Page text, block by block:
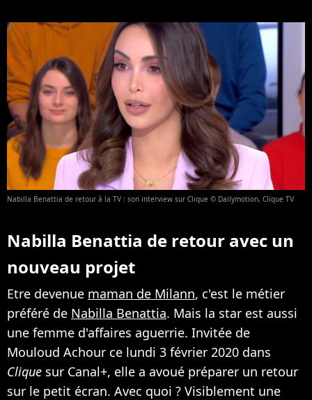
Nabilla Benattia de retour à la TV : son interview sur Clique © Dailymotion, Clique TV
Nabilla Benattia de retour avec un
nouveau projet
Etre devenue maman de Milann, c'est le métier
préféré de Nabilla Benattia. Mais la star est aussi
une femme d'affaires aguerrie. Invitée de
Mouloud Achour ce lundi 3 février 2020 dans
Clique sur Canal+, elle a avoué préparer un retour
sur le petit écran. Avec quoi ? Visiblement une